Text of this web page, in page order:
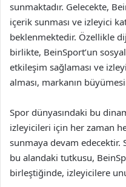
sunmaktadır. Gelecekte,
içerik sunması ve izleyici
beklenmektedir. Özellikle
birlikte, BeinSport’un
etkileşim sağlaması ve
alması, markanın
Spor dünyasındaki bu
izleyicileri için her zaman
sunmaya devam edecektir.
bu alandaki tutkusu,
birleştiğinde, izleyicilere